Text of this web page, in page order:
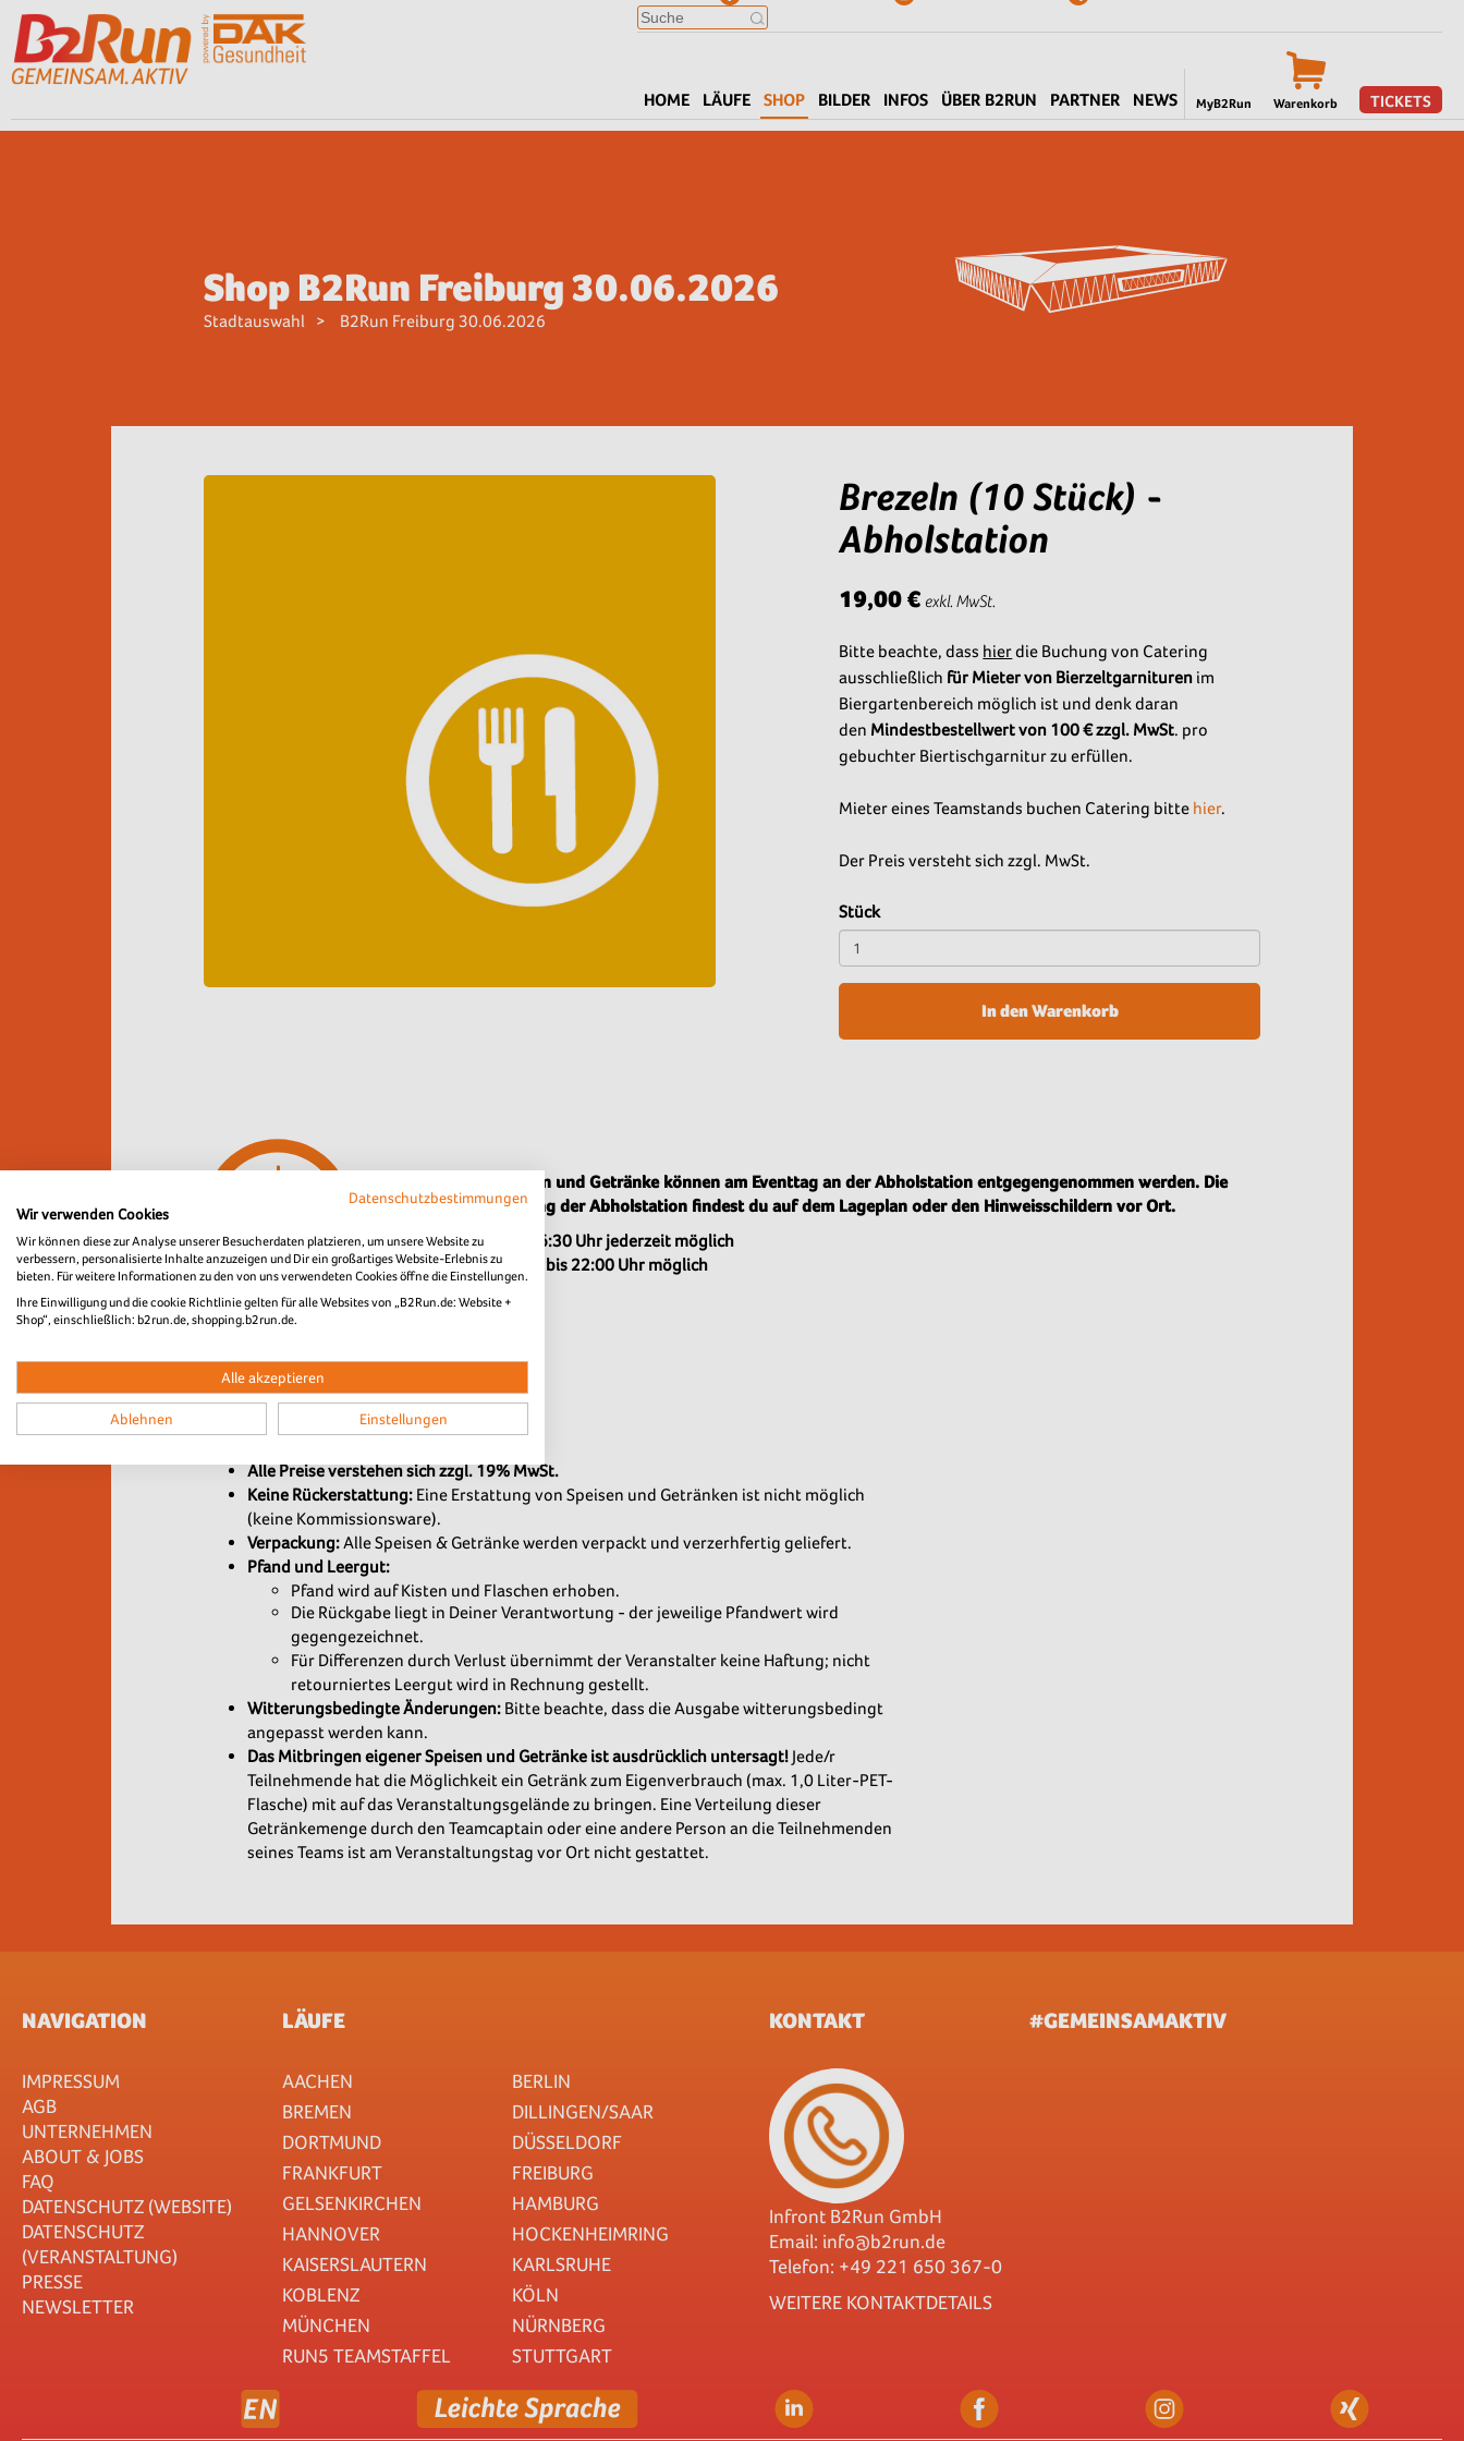
MyB2Run Warenkorb TICKETS
HOME LÄUFE SHOP BILDER INFOS ÜBER B2RUN PARTNER NEWS
Shop B2Run Freiburg 30.06.2026
Stadtauswahl B2Run Freiburg 30.06.2026
Brezeln (10 Stück) -
Abholstation
19,00 € exkl. MwSt.
Bitte beachte, dass hierdie Buchung von Catering
ausschließlich für Mieter von Bierzeltgarnituren im
Biergartenbereich möglich ist und denk daran
den Mindestbestellwert von 100 € zzgl. MwSt. pro
gebuchter Biertischgarnitur zu erfüllen.
Mieter eines Teamstands buchen Catering bitte hier.
Der Preis versteht sich zzgl. MwSt.
Stück
In den Warenkorb
Die bestellten Speisen und Getränke können am Eventtag an der Abholstation entgegengenommen werden. Die
genaue Positionierung der Abholstation findest du auf dem Lageplan oder den Hinweisschildern vor Ort.
Abholung ab 16:30 Uhr jederzeit möglich
Pfandrückgabe bis 22:00 Uhr möglich
Details zur Bestellung:
Bestellschluss: Dienstag, 23. Juni 2026
Alle Preise verstehen sich zzgl. 19% MwSt.
Keine Rückerstattung: Eine Erstattung von Speisen und Getränken ist nicht möglich
(keine Kommissionsware).
Verpackung:Alle Speisen & Getränke werden verpackt und verzerhfertig geliefert.
Pfand und Leergut:
Pfand wird auf Kisten und Flaschen erhoben.
Die Rückgabe liegt in Deiner Verantwortung - der jeweilige Pfandwert wird
gegengezeichnet.
Für Differenzen durch Verlust übernimmt der Veranstalter keine Haftung; nicht
retourniertes Leergut wird in Rechnung gestellt.
Witterungsbedingte Änderungen: Bitte beachte, dass die Ausgabe witterungsbedingt
angepasst werden kann.
Das Mitbringen eigener Speisen und Getränke ist ausdrücklich untersagt! Jede/r
Teilnehmende hat die Möglichkeit ein Getränk zum Eigenverbrauch (max. 1,0 Liter-PET-
Flasche) mit auf das Veranstaltungsgelände zu bringen. Eine Verteilung dieser
Getränkemenge durch den Teamcaptain oder eine andere Person an die Teilnehmenden
seines Teams ist am Veranstaltungstag vor Ort nicht gestattet.
NAVIGATION
IMPRESSUM
AGB
UNTERNEHMEN
ABOUT & JOBS
FAQ
DATENSCHUTZ (WEBSITE)
DATENSCHUTZ
(VERANSTALTUNG)
PRESSE
NEWSLETTER
LÄUFE
AACHEN
BERLIN
BREMEN
DILLINGEN/SAAR
DORTMUND
DÜSSELDORF
FRANKFURT
FREIBURG
GELSENKIRCHEN
HAMBURG
HANNOVER
HOCKENHEIMRING
KAISERSLAUTERN
KARLSRUHE
KOBLENZ
KÖLN
MÜNCHEN
NÜRNBERG
RUN5 TEAMSTAFFEL
STUTTGART
KONTAKT
Infront B2Run GmbH
Email: info@b2run.de
Telefon: +49 221 650 367-0
WEITERE KONTAKTDETAILS
#GEMEINSAMAKTIV
Datenschutzbestimmungen
Wir verwenden Cookies
Wir können diese zur Analyse unserer Besucherdaten platzieren, um unsere Website zu
verbessern, personalisierte Inhalte anzuzeigen und Dir ein großartiges Website-Erlebnis zu
bieten. Für weitere Informationen zu den von uns verwendeten Cookies öffne die Einstellungen.
Ihre Einwilligung und die cookie Richtlinie gelten für alle Websites von „B2Run.de: Website +
Shop“, einschließlich: b2run.de, shopping.b2run.de.
Alle akzeptieren
Ablehnen Einstellungen